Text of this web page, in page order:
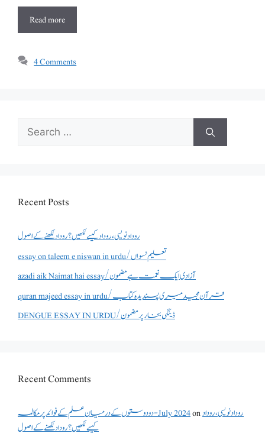
Read more
4 Comments
Search
for:
Recent Posts
روداد نویسی ،روداد کیسے لکھیں؟ روداد لکھنے کے اصول
essay on taleem e niswan in urdu/تعلیم نسواں
azadi aik Naimat hai essay/آزادی ایک نعمت ہے مضمون
quran majeed essay in urdu/قرآن مجید میری پسندیدہ کتاب
DENGUE ESSAY IN URDU/ڈینگی بخار پر مضمون
Recent Comments
دو دوستوں کے درمیان علم کے فوائد پر مکالمہ - July 2024onروداد نویسی ،روداد
کیسے لکھیں؟ روداد لکھنے کے اصول